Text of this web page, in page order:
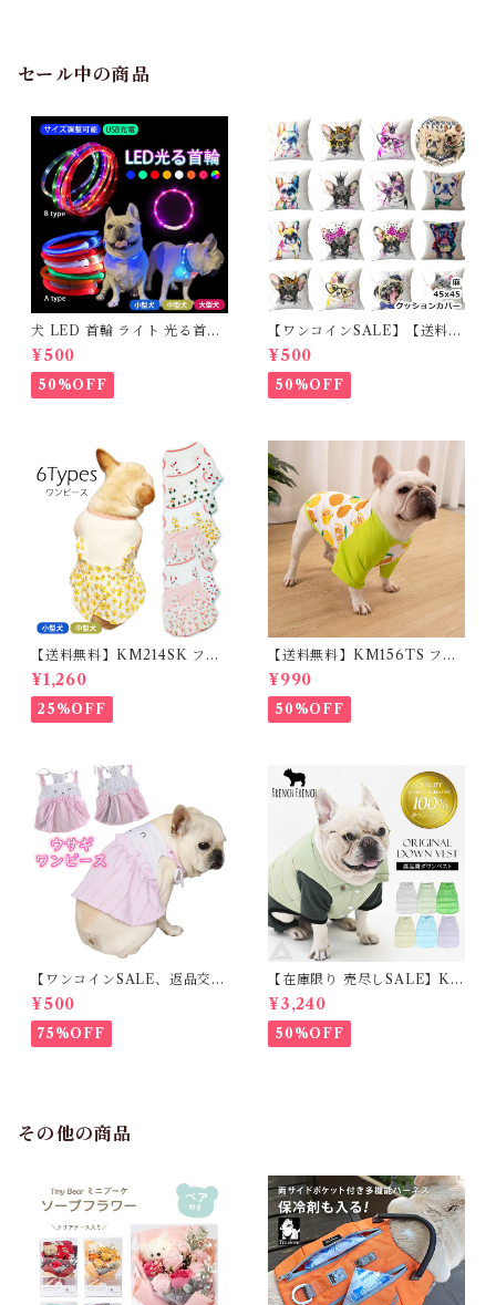
セール中の商品
犬 LED 首輪 ライト 光る首輪
USB充電 生活防水 長さ調整可
能 首輪 犬用 ペット カラー ペ
ット用品 軽量 ドッグ用品 フレ
ンチブルドック 大型犬 中型犬
¥500
50%OFF
【ワンコインSALE】【送料無
料】KM503G クッションカバ
ー フレンチブルドッグ クリー
ム フレブル
¥500
50%OFF
【送料無料】KM214SK フレ
ブル 女の子 スカート ワンピー
ス夏 フリル 犬服 ドックウェア
¥1,260
25%OFF
【送料無料】KM156TS フレ
ブル Tシャツ フレンチブルド
ック レモン柄 犬服 ドックウェ
ア
¥990
50%OFF
【ワンコインSALE、返品交換
不可】KM171SK フレンチブ
ルドック 犬服 女の子 ピンク
スカート
¥500
75%OFF
【在庫限り 売尽しSALE】K
M952Tダウンベスト 100%ダ
ウン・フェザー 犬 犬服 ダウン
ジャケット ベスト フレンチブ
ルドッグ 冬服 極暖 暖かい 可
¥3,240
50%OFF
その他の商品